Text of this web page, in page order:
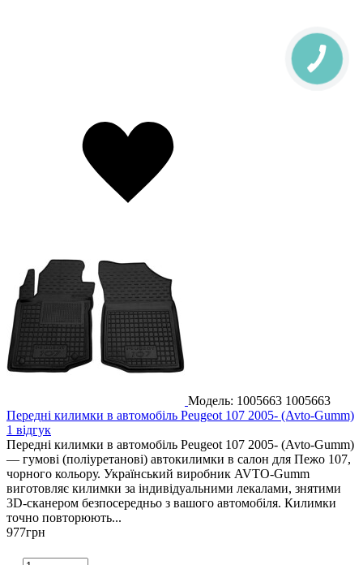
Модель: 1005663 1005663
Передні килимки в автомобіль Peugeot 107 2005- (Avto-Gumm)
1 відгук
Передні килимки в автомобіль Peugeot 107 2005- (Avto-Gumm)
— гумові (поліуретанові) автокилимки в салон для Пежо 107,
чорного кольору. Український виробник AVTO-Gumm
виготовляє килимки за індивідуальними лекалами, знятими
3D-сканером безпосередньо з вашого автомобіля. Килимки
точно повторюють...
977грн